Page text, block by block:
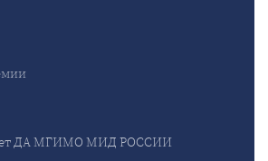
ДА МГИМО МИД РОССИИ